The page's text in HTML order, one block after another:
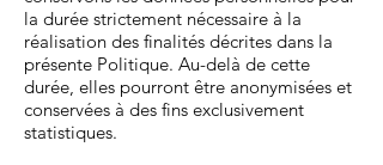
la durée strictement nécessaire à la
réalisation des finalités décrites dans la
présente Politique. Au-delà de cette
durée, elles pourront être anonymisées et
conservées à des fins exclusivement
statistiques.